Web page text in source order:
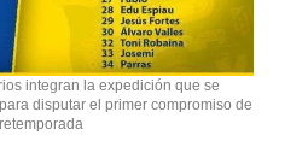
integran la expedición que se
disputar el primer compromiso de